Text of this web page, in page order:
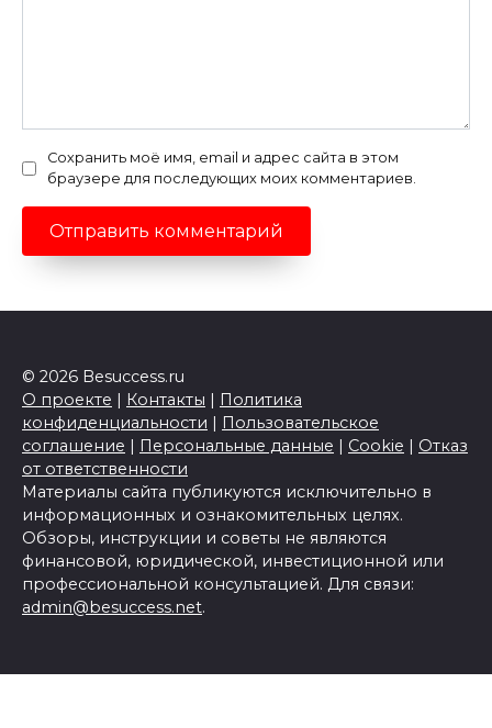
Сохранить моё имя, email и адрес сайта в этом
браузере для последующих моих комментариев.
© 2026 Besuccess.ru
О проекте | Контакты | Политика
конфиденциальности | Пользовательское
соглашение | Персональные данные | Cookie | Отказ
от ответственности
Материалы сайта публикуются исключительно в
информационных и ознакомительных целях.
Обзоры, инструкции и советы не являются
финансовой, юридической, инвестиционной или
профессиональной консультацией. Для связи:
admin@besuccess.net.